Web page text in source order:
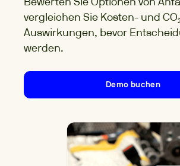
vergleichen Sie Kosten- und
Auswirkungen, bevor
werden.
Demo buchen